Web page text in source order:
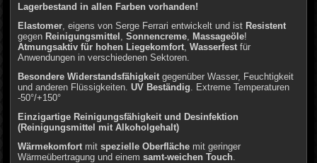
Lagerbestand in allen Farben vorhanden!
Elastomer , eigens von Serge Ferrari entwickelt und ist Resistent
gegen Reinigungsmittel ,Sonnencreme Massageöle!
Atmungsaktiv für hohen Liegekomfort ,Wasserfest für
Anwendungen in verschiedenen Sektoren.
Besondere Widerstandsfähigkeit gegenüber Wasser, Feuchtigkeit
und anderen Flüssigkeiten. UV Beständig . Extreme Temperaturen
-50°/+150°
Einzigartige Reinigungsfähigkeit und Desinfektion
(Reinigungsmittel mit Alkoholgehalt)
Wärmekomfort mitspezielle Oberfläche mit geringer
Wärmeübertragung und einemsamt-weichen Touch